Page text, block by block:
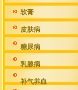
软膏
皮肤病
糖尿病
乳腺病
补气养血